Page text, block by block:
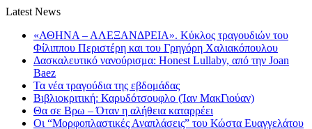
Latest News
«ΑΘΗΝΑ – ΑΛΕΞΑΝΔΡΕΙΑ». Κύκλος τραγουδιών του
Φίλιππου Περιστέρη και του Γρηγόρη Χαλιακόπουλου
Δασκαλευτικό νανούρισμα: Honest Lullaby, από την Joan
Baez
Τα νέα τραγούδια της εβδομάδας
Βιβλιοκριτική: Καρυδότσουφλο (Ίαν ΜακΓιούαν)
Θα σε Βρω – Όταν η αλήθεια καταρρέει
Οι “Μορφοπλαστικές Αναπλάσεις” του Κώστα Ευαγγελάτου